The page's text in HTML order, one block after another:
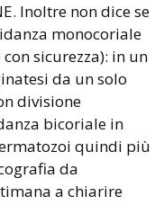
Inoltre non dice se
monocoriale
sicurezza): in un
da un solo
divisione
bicoriale in
quindi più
da
a chiarire